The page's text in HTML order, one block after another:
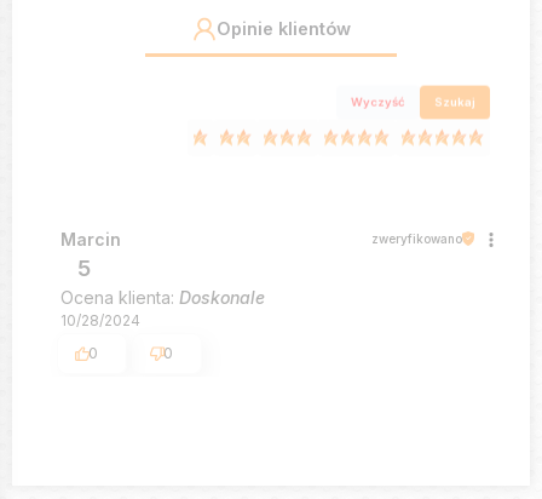
Opinie klientów
Wyczyść Szukaj
Marcin zweryfikowano
5
Ocena klienta: Doskonale
10/28/2024
0
0